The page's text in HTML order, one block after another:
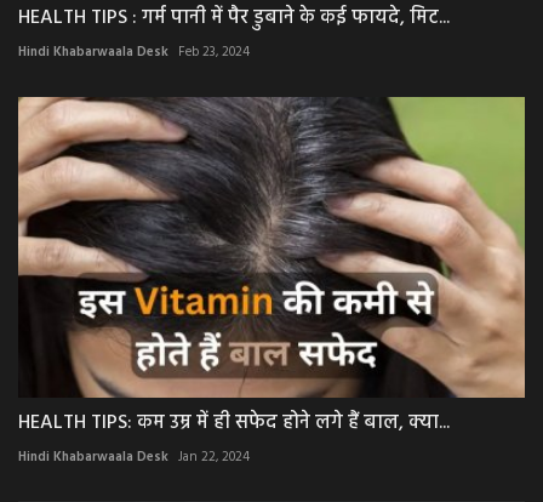
HEALTH TIPS : गर्म पानी में पैर डुबाने के कई फायदे, मिट...
Hindi Khabarwaala Desk Feb 23, 2024
HEALTH TIPS: कम उम्र में ही सफेद होने लगे हैं बाल, क्या...
Hindi Khabarwaala Desk Jan 22, 2024